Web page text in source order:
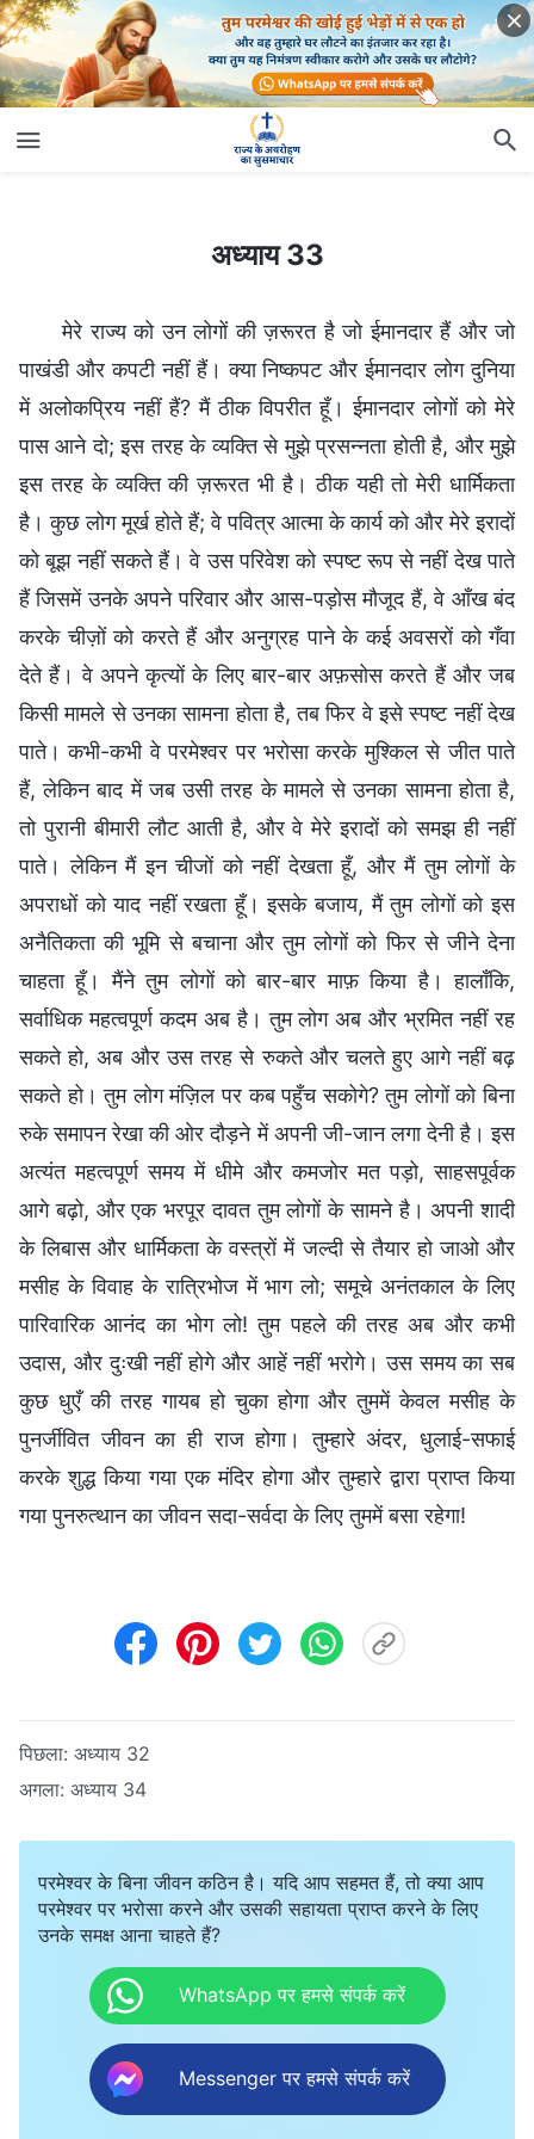
अध्याय 33
मेरे राज्य को उन लोगों की ज़रूरत है जो ईमानदार हैं और जो
पाखंडी और कपटी नहीं हैं। क्या निष्कपट और ईमानदार लोग दुनिया
में अलोकप्रिय नहीं हैं? मैं ठीक विपरीत हूँ। ईमानदार लोगों को मेरे
पास आने दो; इस तरह के व्यक्ति से मुझे प्रसन्नता होती है, और मुझे
इस तरह के व्यक्ति की ज़रूरत भी है। ठीक यही तो मेरी धार्मिकता
है। कुछ लोग मूर्ख होते हैं; वे पवित्र आत्मा के कार्य को और मेरे इरादों
को बूझ नहीं सकते हैं। वे उस परिवेश को स्पष्ट रूप से नहीं देख पाते
हैं जिसमें उनके अपने परिवार और आस-पड़ोस मौजूद हैं, वे आँख बंद
करके चीज़ों को करते हैं और अनुग्रह पाने के कई अवसरों को गँवा
देते हैं। वे अपने कृत्यों के लिए बार-बार अफ़सोस करते हैं और जब
किसी मामले से उनका सामना होता है, तब फिर वे इसे स्पष्ट नहीं देख
पाते। कभी-कभी वे परमेश्वर पर भरोसा करके मुश्किल से जीत पाते
हैं, लेकिन बाद में जब उसी तरह के मामले से उनका सामना होता है,
तो पुरानी बीमारी लौट आती है, और वे मेरे इरादों को समझ ही नहीं
पाते। लेकिन मैं इन चीजों को नहीं देखता हूँ, और मैं तुम लोगों के
अपराधों को याद नहीं रखता हूँ। इसके बजाय, मैं तुम लोगों को इस
अनैतिकता की भूमि से बचाना और तुम लोगों को फिर से जीने देना
चाहता हूँ। मैंने तुम लोगों को बार-बार माफ़ किया है। हालाँकि,
सर्वाधिक महत्वपूर्ण कदम अब है। तुम लोग अब और भ्रमित नहीं रह
सकते हो, अब और उस तरह से रुकते और चलते हुए आगे नहीं बढ़
सकते हो। तुम लोग मंज़िल पर कब पहुँच सकोगे? तुम लोगों को बिना
रुके समापन रेखा की ओर दौड़ने में अपनी जी-जान लगा देनी है। इस
अत्यंत महत्वपूर्ण समय में धीमे और कमजोर मत पड़ो, साहसपूर्वक
आगे बढ़ो, और एक भरपूर दावत तुम लोगों के सामने है। अपनी शादी
के लिबास और धार्मिकता के वस्त्रों में जल्दी से तैयार हो जाओ और
मसीह के विवाह के रात्रिभोज में भाग लो; समूचे अनंतकाल के लिए
पारिवारिक आनंद का भोग लो! तुम पहले की तरह अब और कभी
उदास, और दुःखी नहीं होगे और आहें नहीं भरोगे। उस समय का सब
कुछ धुएँ की तरह गायब हो चुका होगा और तुममें केवल मसीह के
पुनर्जीवित जीवन का ही राज होगा। तुम्हारे अंदर, धुलाई-सफाई
करके शुद्ध किया गया एक मंदिर होगा और तुम्हारे द्वारा प्राप्त किया
गया पुनरुत्थान का जीवन सदा-सर्वदा के लिए तुममें बसा रहेगा!
पिछला: अध्याय 32
अगला: अध्याय 34
परमेश्वर के बिना जीवन कठिन है। यदि आप सहमत हैं, तो क्या आप
परमेश्वर पर भरोसा करने और उसकी सहायता प्राप्त करने के लिए
उनके समक्ष आना चाहते हैं?
WhatsApp पर हमसे संपर्क करें
Messenger पर हमसे संपर्क करें